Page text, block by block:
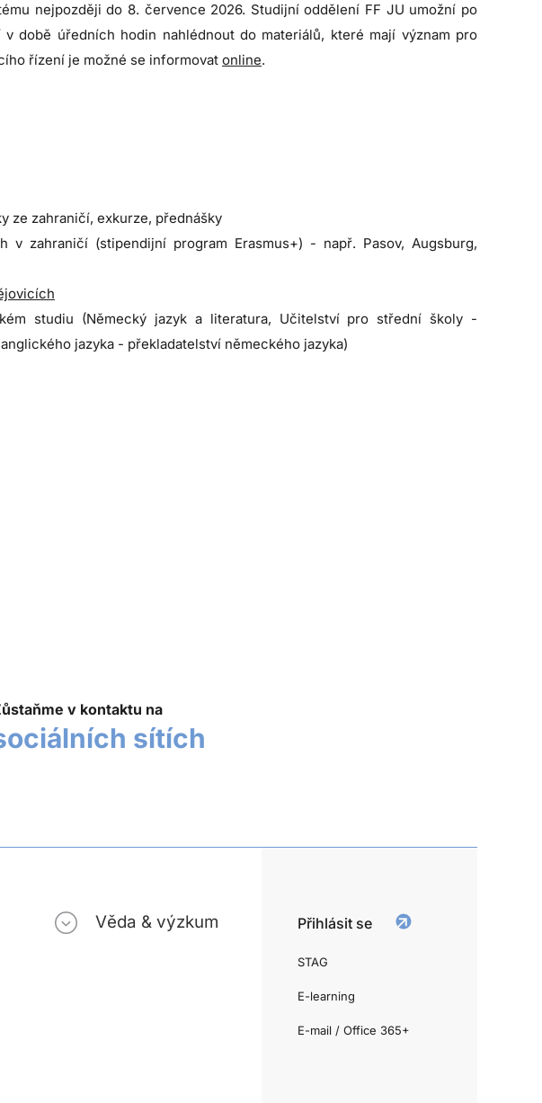
nejpozději do 8. července 2026. Studijní oddělení FF JU umožní po
době úředních hodin nahlédnout do materiálů, které mají význam pro
řízení je možné se informovat online.
ze zahraničí, exkurze, přednášky
v zahraničí (stipendijní program Erasmus+) - např. Pasov, Augsburg,
studiu (Německý jazyk a literatura, Učitelství pro střední školy -
jazyka - překladatelství německého jazyka)
v kontaktu na
sítích
Věda & výzkum Přihlásit se
STAG
E-learning
E-mail / Office 365+